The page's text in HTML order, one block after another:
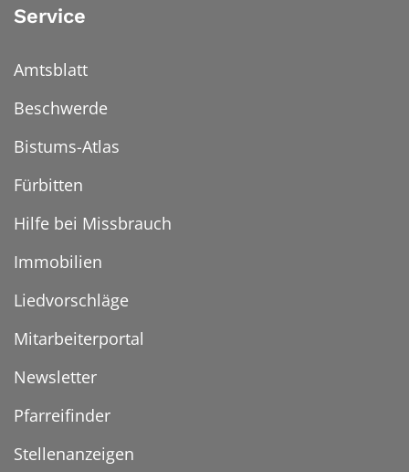
Service
Amtsblatt
Beschwerde
Bistums-Atlas
Fürbitten
Hilfe bei Missbrauch
Immobilien
Liedvorschläge
Mitarbeiterportal
Newsletter
Pfarreifinder
Stellenanzeigen